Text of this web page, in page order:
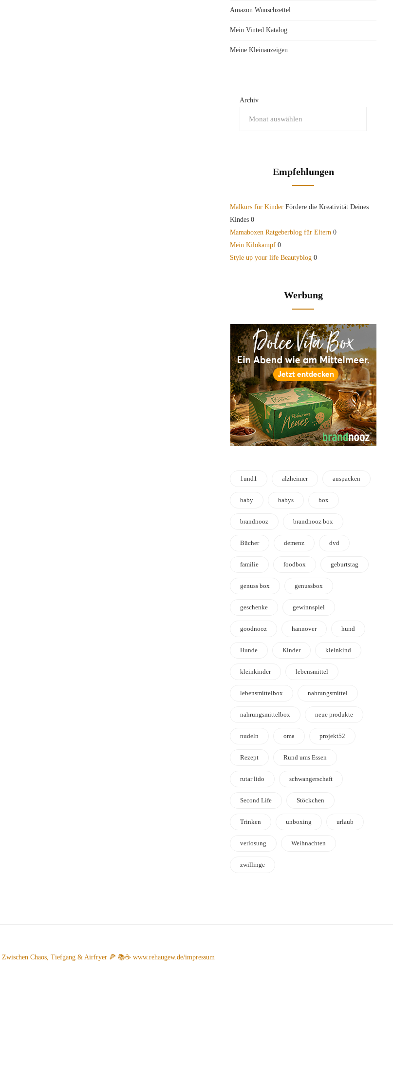
Amazon Wunschzettel
Mein Vinted Katalog
Meine Kleinanzeigen
Archiv
Empfehlungen
Malkurs für Kinder Fördere die Kreativität Deines
Kindes 0
Mamaboxen Ratgeberblog für Eltern 0
Mein Kilokampf 0
Style up your life Beautyblog 0
Werbung
1und1 alzheimer auspacken
baby babys box
brandnooz brandnooz box
Bücher demenz dvd
familie foodbox geburtstag
genuss box genussbox
geschenke gewinnspiel
goodnooz hannover hund
Hunde Kinder kleinkind
kleinkinder lebensmittel
lebensmittelbox nahrungsmittel
nahrungsmittelbox neue produkte
nudeln oma projekt52
Rezept Rund ums Essen
rutar lido schwangerschaft
Second Life Stöckchen
Trinken unboxing urlaub
verlosung Weihnachten
zwillinge
Zwischen Chaos, Tiefgang & Airfryer 🍕 📚☕️ www.rehaugew.de/impressum